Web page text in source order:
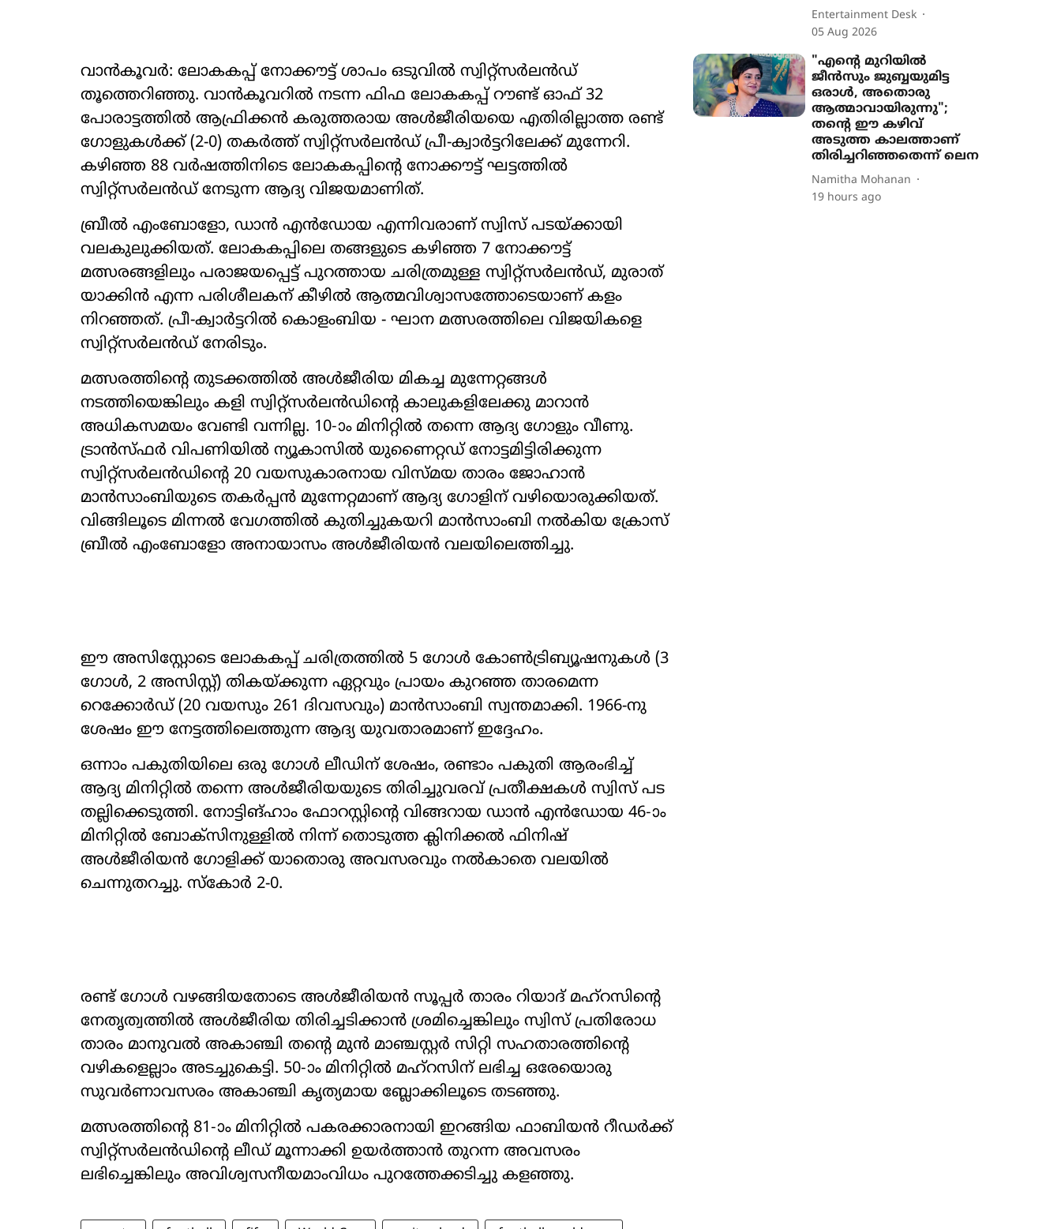
വാൻകൂവർ: ലോകകപ്പ് നോക്കൗട്ട് ശാപം ഒടുവിൽ സ്വിറ്റ്സർലൻഡ്
തൂത്തെറിഞ്ഞു. വാൻകൂവറിൽ നടന്ന ഫിഫ ലോകകപ്പ് റൗണ്ട് ഓഫ് 32
പോരാട്ടത്തിൽ ആഫ്രിക്കൻ കരുത്തരായ അൾജീരിയയെ എതിരില്ലാത്ത രണ്ട്
ഗോളുകൾക്ക് (2-0) തകർത്ത് സ്വിറ്റ്സർലൻഡ് പ്രീ-ക്വാർട്ടറിലേക്ക് മുന്നേറി.
കഴിഞ്ഞ 88 വർഷത്തിനിടെ ലോകകപ്പിന്‍റെ നോക്കൗട്ട് ഘട്ടത്തിൽ
സ്വിറ്റ്സർലൻഡ് നേടുന്ന ആദ്യ വിജയമാണിത്.
‌ബ്രീൽ എംബോളോ, ഡാൻ എൻഡോയ എന്നിവരാണ് സ്വിസ് പടയ്ക്കായി
വലകുലുക്കിയത്. ലോകകപ്പിലെ തങ്ങളുടെ കഴിഞ്ഞ 7 നോക്കൗട്ട്
മത്സരങ്ങളിലും പരാജയപ്പെട്ട് പുറത്തായ ചരിത്രമുള്ള സ്വിറ്റ്സർലൻഡ്, മുരാത്
യാക്കിൻ എന്ന പരിശീലകന് കീഴിൽ ആത്മവിശ്വാസത്തോടെയാണ് കളം
നിറഞ്ഞത്. പ്രീ-ക്വാർട്ടറിൽ കൊളംബിയ - ഘാന മത്സരത്തിലെ വിജയികളെ
സ്വിറ്റ്സർലൻഡ് നേരിടും.
മത്സരത്തിന്‍റെ തുടക്കത്തിൽ അൾജീരിയ മികച്ച മുന്നേറ്റങ്ങൾ
നടത്തിയെങ്കിലും കളി സ്വിറ്റ്സർലൻഡിന്‍റെ കാലുകളിലേക്കു മാറാൻ
അധികസമയം വേണ്ടി വന്നില്ല. 10-ാം മിനിറ്റിൽ തന്നെ ആദ്യ ഗോളും വീണു.
ട്രാൻസ്ഫർ വിപണിയിൽ ന്യൂകാസിൽ യുണൈറ്റഡ് നോട്ടമിട്ടിരിക്കുന്ന
സ്വിറ്റ്സർലൻഡിന്‍റെ 20 വയസുകാരനായ വിസ്മയ താരം ജോഹാൻ
മാൻസാംബിയുടെ തകർപ്പൻ മുന്നേറ്റമാണ് ആദ്യ ഗോളിന് വഴിയൊരുക്കിയത്.
വിങ്ങിലൂടെ മിന്നൽ വേഗത്തിൽ കുതിച്ചുകയറി മാൻസാംബി നൽകിയ ക്രോസ്
ബ്രീൽ എംബോളോ അനായാസം അൾജീരിയൻ വലയിലെത്തിച്ചു.
ഈ അസിസ്റ്റോടെ ലോകകപ്പ് ചരിത്രത്തിൽ 5 ഗോൾ കോൺട്രിബ്യൂഷനുകൾ (3
ഗോൾ, 2 അസിസ്റ്റ്) തികയ്ക്കുന്ന ഏറ്റവും പ്രായം കുറഞ്ഞ താരമെന്ന
റെക്കോർഡ് (20 വയസും 261 ദിവസവും) മാൻസാംബി സ്വന്തമാക്കി. 1966-നു
ശേഷം ഈ നേട്ടത്തിലെത്തുന്ന ആദ്യ യുവതാരമാണ് ഇദ്ദേഹം.
ഒന്നാം പകുതിയിലെ ഒരു ഗോൾ ലീഡിന് ശേഷം, രണ്ടാം പകുതി ആരംഭിച്ച്
ആദ്യ മിനിറ്റിൽ തന്നെ അൾജീരിയയുടെ തിരിച്ചുവരവ് പ്രതീക്ഷകൾ സ്വിസ് പട
തല്ലിക്കെടുത്തി. നോട്ടിങ്ഹാം ഫോറസ്റ്റിന്‍റെ വിങ്ങറായ ഡാൻ എൻഡോയ 46-ാം
മിനിറ്റിൽ ബോക്സിനുള്ളിൽ നിന്ന് തൊടുത്ത ക്ലിനിക്കൽ ഫിനിഷ്
അൾജീരിയൻ ഗോളിക്ക് യാതൊരു അവസരവും നൽകാതെ വലയിൽ
ചെന്നുതറച്ചു. സ്കോർ 2-0.
രണ്ട് ഗോൾ വഴങ്ങിയതോടെ അൾജീരിയൻ സൂപ്പർ താരം റിയാദ് മഹ്‌റസിന്‍റെ
നേതൃത്വത്തിൽ അൾജീരിയ തിരിച്ചടിക്കാൻ ശ്രമിച്ചെങ്കിലും സ്വിസ് പ്രതിരോധ
താരം മാനുവൽ അകാഞ്ചി തന്‍റെ മുൻ മാഞ്ചസ്റ്റർ സിറ്റി സഹതാരത്തിന്‍റെ
വഴികളെല്ലാം അടച്ചുകെട്ടി. 50-ാം മിനിറ്റിൽ മഹ്‌റസിന് ലഭിച്ച ഒരേയൊരു
സുവർണാവസരം അകാഞ്ചി കൃത്യമായ ബ്ലോക്കിലൂടെ തടഞ്ഞു.
മത്സരത്തിന്‍റെ 81-ാം മിനിറ്റിൽ പകരക്കാരനായി ഇറങ്ങിയ ഫാബിയൻ റീഡർക്ക്
സ്വിറ്റ്സർലൻഡിന്‍റെ ലീഡ് മൂന്നാക്കി ഉയർത്താൻ തുറന്ന അവസരം
ലഭിച്ചെങ്കിലും അവിശ്വസനീയമാംവിധം പുറത്തേക്കടിച്ചു കളഞ്ഞു.
Entertainment Desk
05 Aug 2026
"എന്‍റെ മുറിയിൽ
ജീൻസും ജുബ്ബയുമിട്ട
ഒരാൾ, അതൊരു
ആത്മാവായിരുന്നു";
തന്‍റെ ഈ കഴിവ്
അടുത്ത കാലത്താണ്
തിരിച്ചറിഞ്ഞതെന്ന് ലെന
Namitha Mohanan
19 hours ago